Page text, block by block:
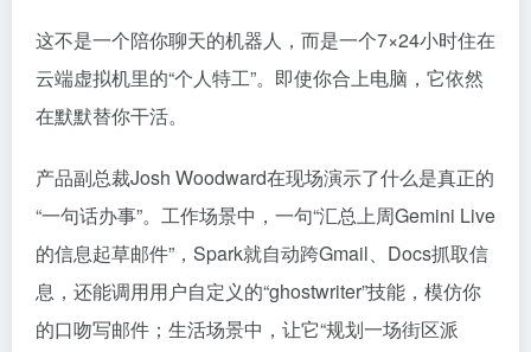
这不是一个陪你聊天的机器人，而是一个7×24小时住在
云端虚拟机里的“个人特工”。即使你合上电脑，它依然
在默默替你干活。
产品副总裁Josh Woodward在现场演示了什么是真正的
“一句话办事”。工作场景中，一句“汇总上周Gemini Live
的信息起草邮件”，Spark就自动跨Gmail、Docs抓取信
息，还能调用用户自定义的“ghostwriter”技能，模仿你
的口吻写邮件；生活场景中，让它“规划一场街区派